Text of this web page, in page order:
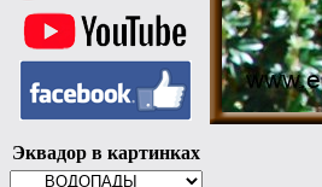
Эквадор в картинках